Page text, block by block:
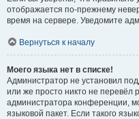
отображается по-прежнему
время на сервере. Уведомите
Вернуться к началу
Моего языка нет в списке!
Администратор не установил
или же просто никто не перевёл
администратора конференции,
языковой пакет. Если такого